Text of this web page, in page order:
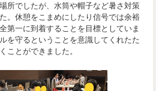
所でしたが、水筒や帽子など暑さ対策
。休憩をこまめにしたり信号では余裕
第一に到着することを目標としていま
を守るということを意識してくれたた
ことができました。